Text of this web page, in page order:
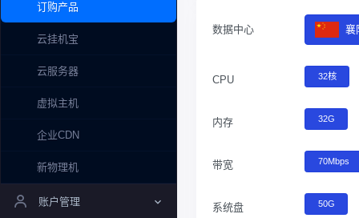
订购产品
云挂机宝
云服务器
虚拟主机
企业CDN
新物理机
账户管理
数据中心 襄
CPU 32核
内存 32G
带宽 70Mbps
系统盘 50G